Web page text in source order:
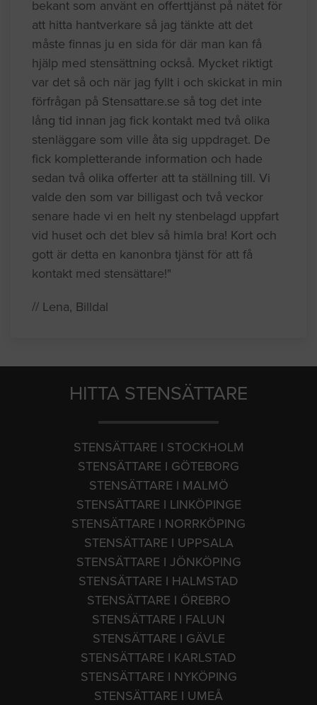
bekant som använt en offerttjänst på nätet för
att hitta hantverkare så jag tänkte att det
måste finnas ju en sida för där man kan få
hjälp med stensättning också. Mycket riktigt
var det så och när jag fyllt i och skickat in min
förfrågan på Stensattare.se så tog det inte
lång tid innan jag fick kontakt med två olika
stenläggare som ville åta sig uppdraget. De
fick kompletterande information och hade
sedan två olika offerter att ta ställning till. Vi
valde den som var billigast och två veckor
senare hade vi en helt ny stenbelagd uppfart
vid huset och det blev så himla bra! Kort och
gott är detta en kanonbra tjänst för att få
kontakt med stensättare!"
// Lena, Billdal
HITTA STENSÄTTARE
STENSÄTTARE I STOCKHOLM
STENSÄTTARE I GÖTEBORG
STENSÄTTARE I MALMÖ
STENSÄTTARE I LINKÖPINGE
STENSÄTTARE I NORRKÖPING
STENSÄTTARE I UPPSALA
STENSÄTTARE I JÖNKÖPING
STENSÄTTARE I HALMSTAD
STENSÄTTARE I ÖREBRO
STENSÄTTARE I FALUN
STENSÄTTARE I GÄVLE
STENSÄTTARE I KARLSTAD
STENSÄTTARE I NYKÖPING
STENSÄTTARE I UMEÅ